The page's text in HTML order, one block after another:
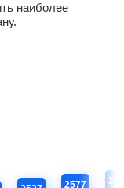
наиболее
2577